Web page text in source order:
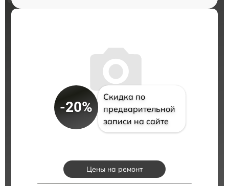
-20%
Скидка по
предварительной
записи на сайте
Цены на ремонт